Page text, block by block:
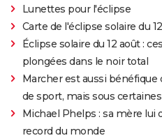
Lunettes pour l'éclipse
Carte de l'éclipse solaire du
Éclipse solaire du 12 août :
plongées dans le noir total
Marcher est aussi bénéfique
de sport, mais sous
Michael Phelps : sa mère lui
record du monde